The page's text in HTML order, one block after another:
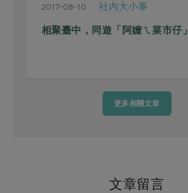
2017-08-10 社內大小事
相聚臺中，同遊「阿嬤ㄟ菜市仔」
更多相關文章
文章留言